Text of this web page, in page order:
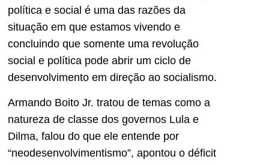
política e social é uma das razões da
situação em que estamos vivendo e
concluindo que somente uma revolução
social e política pode abrir um ciclo de
desenvolvimento em direção ao socialismo.
Armando Boito Jr. tratou de temas como a
natureza de classe dos governos Lula e
Dilma, falou do que ele entende por
“neodesenvolvimentismo”, apontou o déficit